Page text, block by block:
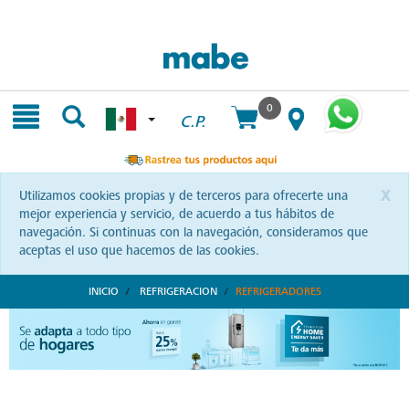
C.P.
0
x
Utilizamos cookies propias y de terceros para ofrecerte una
mejor experiencia y servicio, de acuerdo a tus hábitos de
navegación. Si continuas con la navegación, consideramos que
aceptas el uso que hacemos de las cookies.
INICIO REFRIGERACION REFRIGERADORES